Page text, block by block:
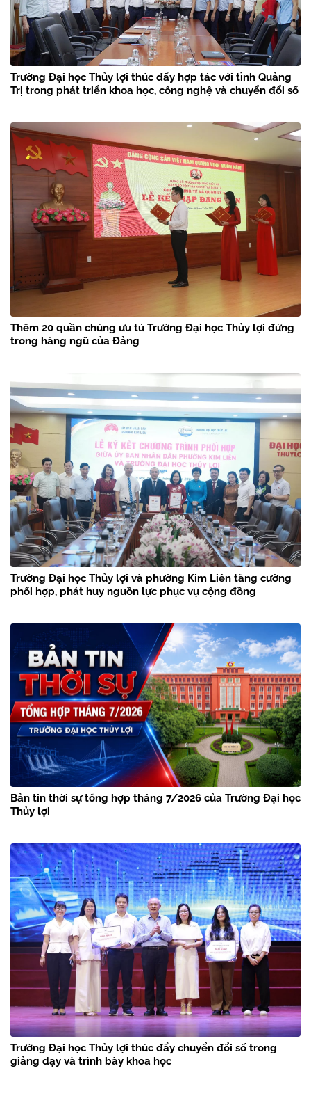
Trường Đại học Thủy lợi thúc đẩy hợp tác với tỉnh Quảng
Trị trong phát triển khoa học, công nghệ và chuyển đổi số
Thêm 20 quần chúng ưu tú Trường Đại học Thủy lợi đứng
trong hàng ngũ của Đảng
Trường Đại học Thủy lợi và phường Kim Liên tăng cường
phối hợp, phát huy nguồn lực phục vụ cộng đồng
Bản tin thời sự tổng hợp tháng 7/2026 của Trường Đại học
Thủy lợi
Trường Đại học Thủy lợi thúc đẩy chuyển đổi số trong
giảng dạy và trình bày khoa học